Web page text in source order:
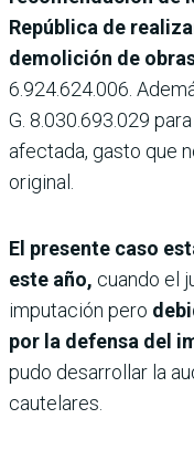
República de
demolición de
6.924.624.006.
G. 8.030.693.029
afectada, gasto que
original.
El presente caso
este año, cuando el
imputación pero
por la defensa del
pudo desarrollar la
cautelares.